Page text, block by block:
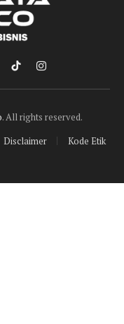
TikTokInstagram
. All rights reserved.
Disclaimer Kode Etik